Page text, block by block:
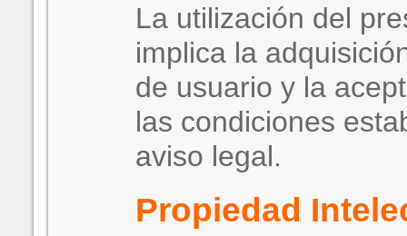
La utilización del
implica la
de usuario y la
las condiciones
aviso legal.
Propiedad